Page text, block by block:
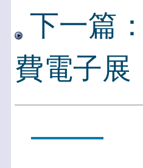
下一篇
費電子展